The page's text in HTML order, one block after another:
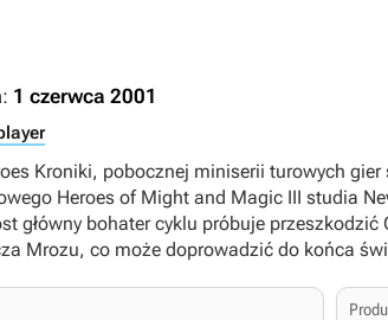
1 czerwca 2001
Kroniki, pobocznej miniserii turowych
Heroes of Might and Magic III studia
główny bohater cyklu próbuje
Mrozu, co może doprowadzić do końca